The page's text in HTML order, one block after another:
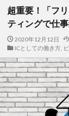
超重要！「フ
ティングで仕
2020年12月12日
ICとしての働き方,